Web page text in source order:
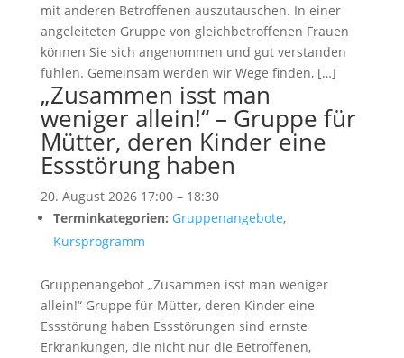
mit anderen Betroffenen auszutauschen. In einer
angeleiteten Gruppe von gleichbetroffenen Frauen
können Sie sich angenommen und gut verstanden
fühlen. Gemeinsam werden wir Wege finden, […]
„Zusammen isst man
weniger allein!“ – Gruppe für
Mütter, deren Kinder eine
Essstörung haben
20. August 2026 17:00– 18:30
Terminkategorien: Gruppenangebote,
Kursprogramm
Gruppenangebot „Zusammen isst man weniger
allein!“ Gruppe für Mütter, deren Kinder eine
Essstörung haben Essstörungen sind ernste
Erkrankungen, die nicht nur die Betroffenen,